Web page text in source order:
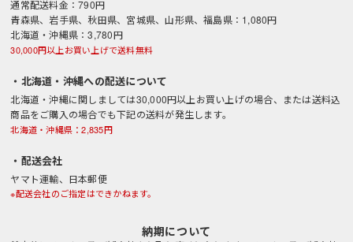
通常配送料金：790円
青森県、岩手県、秋田県、宮城県、山形県、福島県：1,080円
北海道・沖縄県：3,780円
30,000円以上お買い上げで送料無料
・北海道・沖縄への配送について
北海道・沖縄に関しましては30,000円以上お買い上げの場合、または送料込
商品をご購入の場合でも下記の送料が発生します。
北海道・沖縄県：2,835円
・配送会社
ヤマト運輸、日本郵便
※配送会社のご指定はできかねます。
納期について